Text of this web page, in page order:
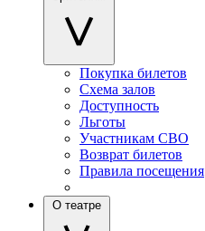
Покупка билетов
Схема залов
Доступность
Льготы
Участникам СВО
Возврат билетов
Правила посещения
О театре